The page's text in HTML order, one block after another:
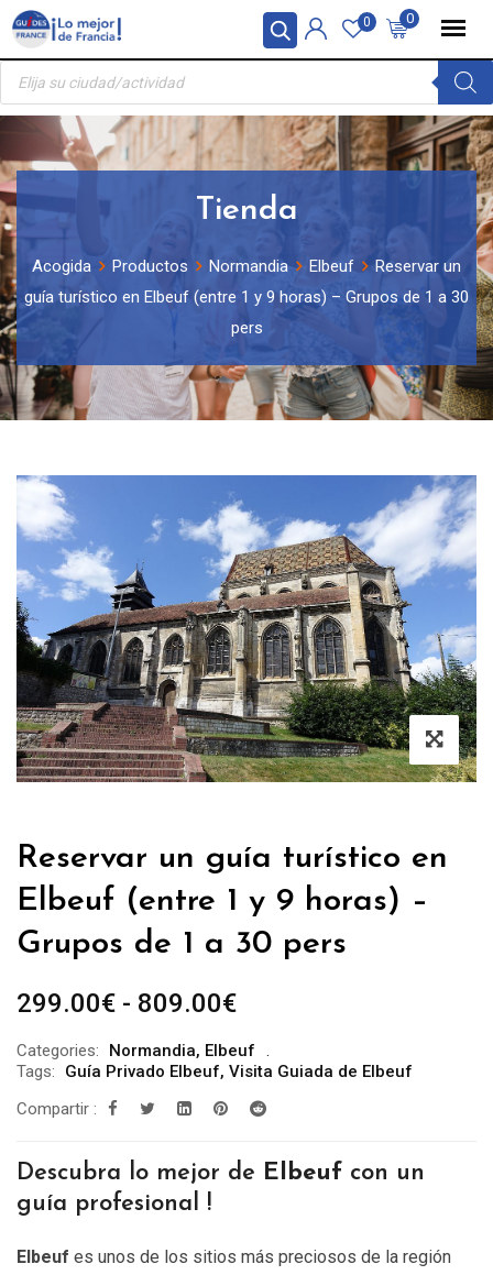
Panel de gestión de cookies
Skip
content
0
0
Búsqueda
productos
Tienda
Acogida Productos Normandia Elbeuf
Reservar un
guía turístico en Elbeuf (entre 1 y 9 horas) – Grupos de 1 a 30
pers
Reservar un guía turístico en
Elbeuf (entre 1 y 9 horas) –
Grupos de 1 a 30 pers
299.00€ - 809.00€Rango
precios:
desde
299.00€
hasta
809.00€
Categories: Normandia, Elbeuf
Tags:
Guía Privado Elbeuf, Visita Guiada de Elbeuf
Compartir :
Descubra lo mejor de Elbeuf con un
guía profesional !
Elbeuf es unos de los sitios más preciosos de la región